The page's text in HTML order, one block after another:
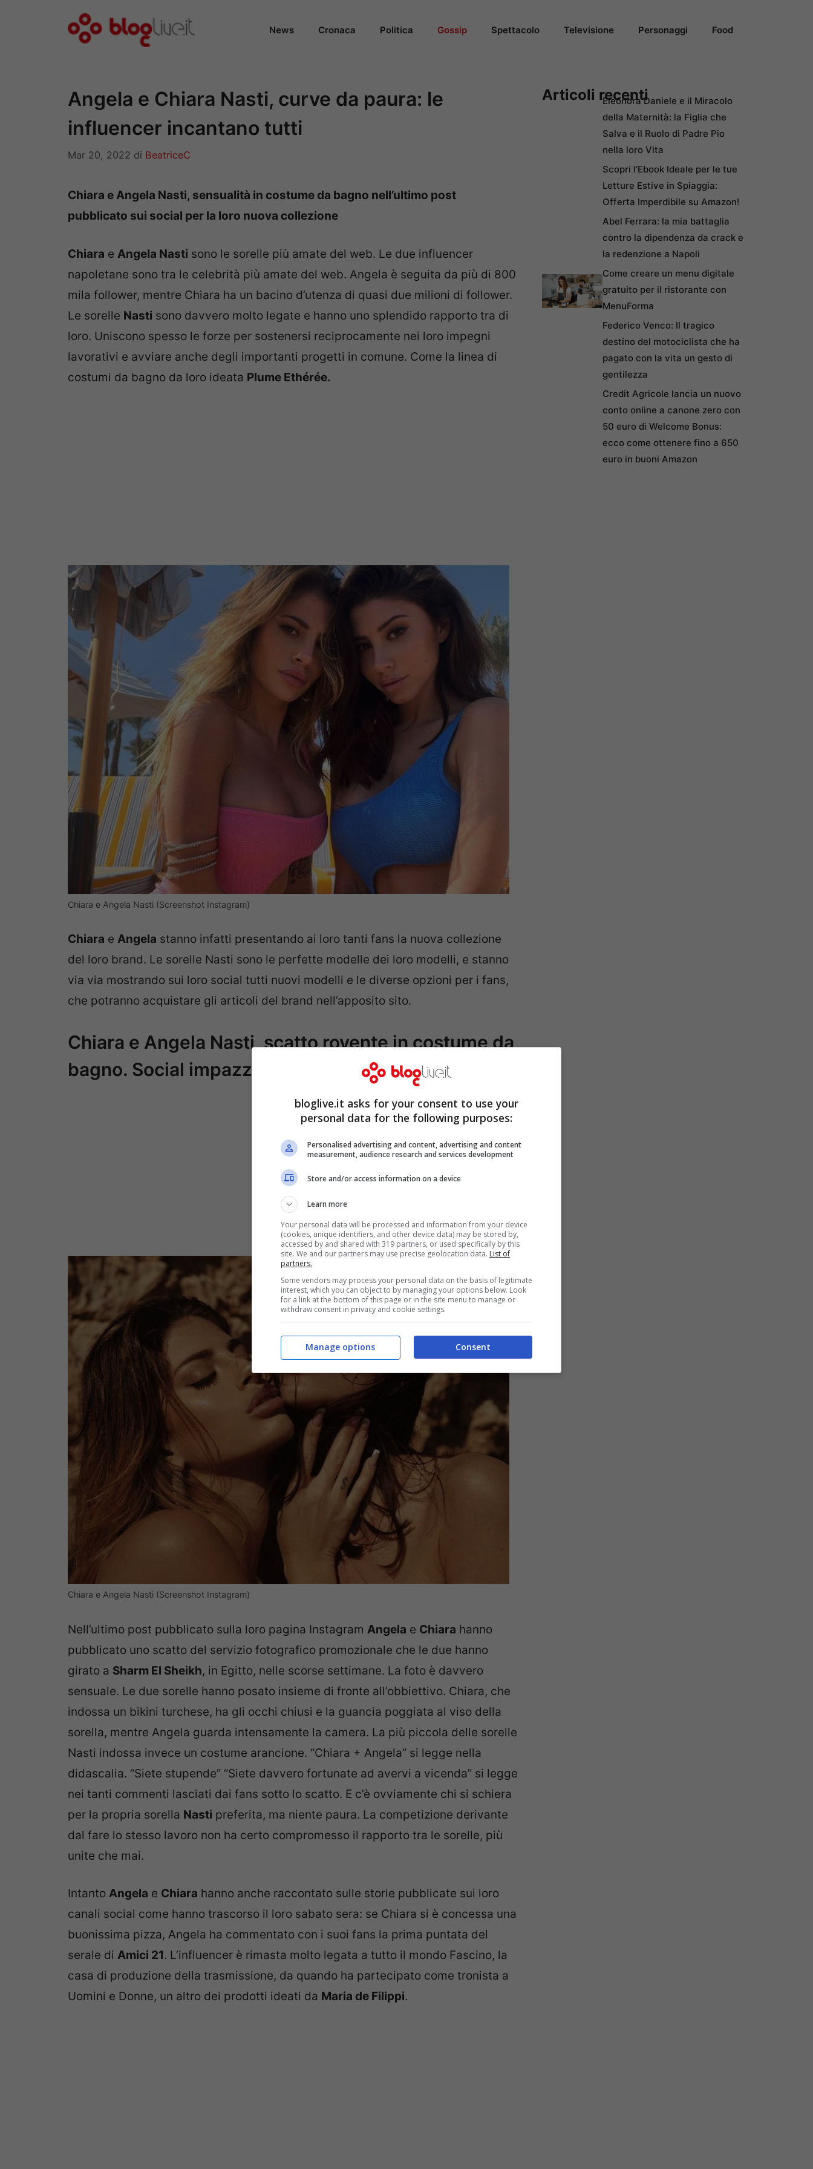
News Cronaca Politica Gossip Spettacolo Televisione Personaggi Food
Angela e Chiara Nasti, curve da paura: le
influencer incantano tutti
Mar 20, 2022 di BeatriceC
Chiara e Angela Nasti, sensualità in costume da bagno nell’ultimo post
pubblicato sui social per la loro nuova collezione
Chiara e Angela Nasti sono le sorelle più amate del web. Le due influencer
napoletane sono tra le celebrità più amate del web. Angela è seguita da più di 800
mila follower, mentre Chiara ha un bacino d’utenza di quasi due milioni di follower.
Le sorelle Nasti sono davvero molto legate e hanno uno splendido rapporto tra di
loro. Uniscono spesso le forze per sostenersi reciprocamente nei loro impegni
lavorativi e avviare anche degli importanti progetti in comune. Come la linea di
costumi da bagno da loro ideata Plume Ethérée.
Chiara e Angela Nasti (Screenshot Instagram)
Chiara e Angela stanno infatti presentando ai loro tanti fans la nuova collezione
del loro brand. Le sorelle Nasti sono le perfette modelle dei loro modelli, e stanno
via via mostrando sui loro social tutti nuovi modelli e le diverse opzioni per i fans,
che potranno acquistare gli articoli del brand nell’apposito sito.
Chiara e Angela Nasti, scatto rovente in costume da
bagno. Social impazziti
Chiara e Angela Nasti (Screenshot Instagram)
Nell’ultimo post pubblicato sulla loro pagina Instagram Angela e Chiara hanno
pubblicato uno scatto del servizio fotografico promozionale che le due hanno
girato a Sharm El Sheikh, in Egitto, nelle scorse settimane. La foto è davvero
sensuale. Le due sorelle hanno posato insieme di fronte all’obbiettivo. Chiara, che
indossa un bikini turchese, ha gli occhi chiusi e la guancia poggiata al viso della
sorella, mentre Angela guarda intensamente la camera. La più piccola delle sorelle
Nasti indossa invece un costume arancione. “Chiara + Angela” si legge nella
didascalia. “Siete stupende” “Siete davvero fortunate ad avervi a vicenda” si legge
nei tanti commenti lasciati dai fans sotto lo scatto. E c’è ovviamente chi si schiera
per la propria sorella Nasti preferita, ma niente paura. La competizione derivante
dal fare lo stesso lavoro non ha certo compromesso il rapporto tra le sorelle, più
unite che mai.
Intanto Angela e Chiara hanno anche raccontato sulle storie pubblicate sui loro
canali social come hanno trascorso il loro sabato sera: se Chiara si è concessa una
buonissima pizza, Angela ha commentato con i suoi fans la prima puntata del
serale di Amici 21. L’influencer è rimasta molto legata a tutto il mondo Fascino, la
casa di produzione della trasmissione, da quando ha partecipato come tronista a
Uomini e Donne, un altro dei prodotti ideati da Maria de Filippi.
Articoli recentiEleonora Daniele e il Miracolo
della Maternità: la Figlia che
Salva e il Ruolo di Padre Pio
nella loro Vita
Scopri l’Ebook Ideale per le tue
Letture Estive in Spiaggia:
Offerta Imperdibile su Amazon!
Abel Ferrara: la mia battaglia
contro la dipendenza da crack e
la redenzione a Napoli
Come creare un menu digitale
gratuito per il ristorante con
MenuForma
Federico Venco: Il tragico
destino del motociclista che ha
pagato con la vita un gesto di
gentilezza
Credit Agricole lancia un nuovo
conto online a canone zero con
50 euro di Welcome Bonus:
ecco come ottenere fino a 650
euro in buoni Amazon
bloglive.it asks for your consent to use your
personal data for the following purposes:
Personalised advertising and content, advertising and content
measurement, audience research and services development
Store and/or access information on a device
Learn more
Your personal data will be processed and information from your device
(cookies, unique identifiers, and other device data) may be stored by,
accessed by and shared with 319 partners, or used specifically by this
site. We and our partners may use precise geolocation data. List of
partners.
Some vendors may process your personal data on the basis of legitimate
interest, which you can object to by managing your options below. Look
for a link at the bottom of this page or in the site menu to manage or
withdraw consent in privacy and cookie settings.
Consent
Manage options